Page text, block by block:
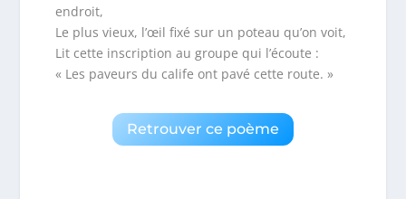
endroit,
Le plus vieux, l’œil fixé sur un poteau qu’on voit,
Lit cette inscription au groupe qui l’écoute :
« Les paveurs du calife ont pavé cette route. »
Retrouver ce poème